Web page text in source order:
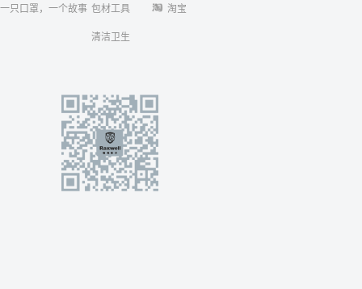
一只口罩，一个故事 包材工具
清洁卫生
淘宝